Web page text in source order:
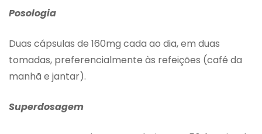
Posologia
Duas cápsulas de 160mg cada ao dia, em duas
tomadas, preferencialmente às refeições (café da
manhã e jantar).
Superdosagem